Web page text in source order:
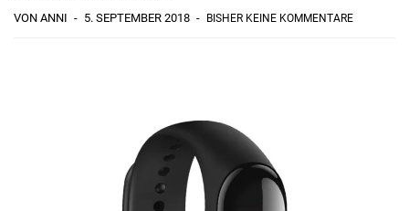
VON ANNI 5. SEPTEMBER 2018 BISHER KEINE KOMMENTARE